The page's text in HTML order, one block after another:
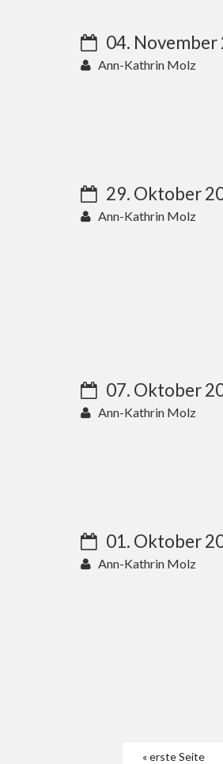
04. November
Ann-Kathrin Molz
29. Oktober
Ann-Kathrin Molz
07. Oktober
Ann-Kathrin Molz
01. Oktober
Ann-Kathrin Molz
« erste Seite